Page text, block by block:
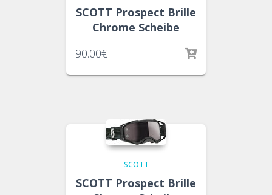
SCOTT Prospect Brille
Chrome Scheibe
90.00€
SCOTT
SCOTT Prospect Brille